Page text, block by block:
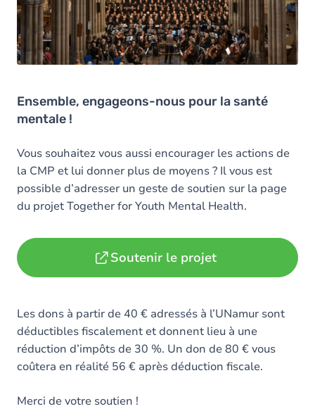
Ensemble, engageons-nous pour la santé
mentale !
Vous souhaitez vous aussi encourager les actions de
la CMP et lui donner plus de moyens ? Il vous est
possible d’adresser un geste de soutien sur la page
du projet Together for Youth Mental Health.
Soutenir le projet
Les dons à partir de 40 € adressés à l’UNamur sont
déductibles fiscalement et donnent lieu à une
réduction d’impôts de 30 %. Un don de 80 € vous
coûtera en réalité 56 € après déduction fiscale.
Merci de votre soutien !